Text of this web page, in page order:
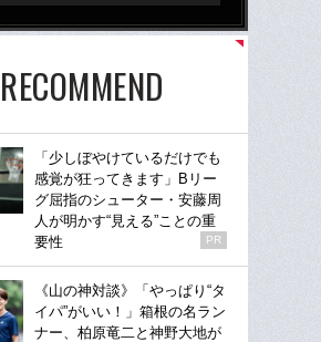
RECOMMEND
「少しぼやけているだけでも
感覚が狂ってきます」Bリー
グ屈指のシューター・安藤周
人が明かす“見える”ことの重
要性
PR
《山の神対談》「やっぱり“タ
イパ”がいい！」箱根の名ラン
ナー、柏原竜二と神野大地が